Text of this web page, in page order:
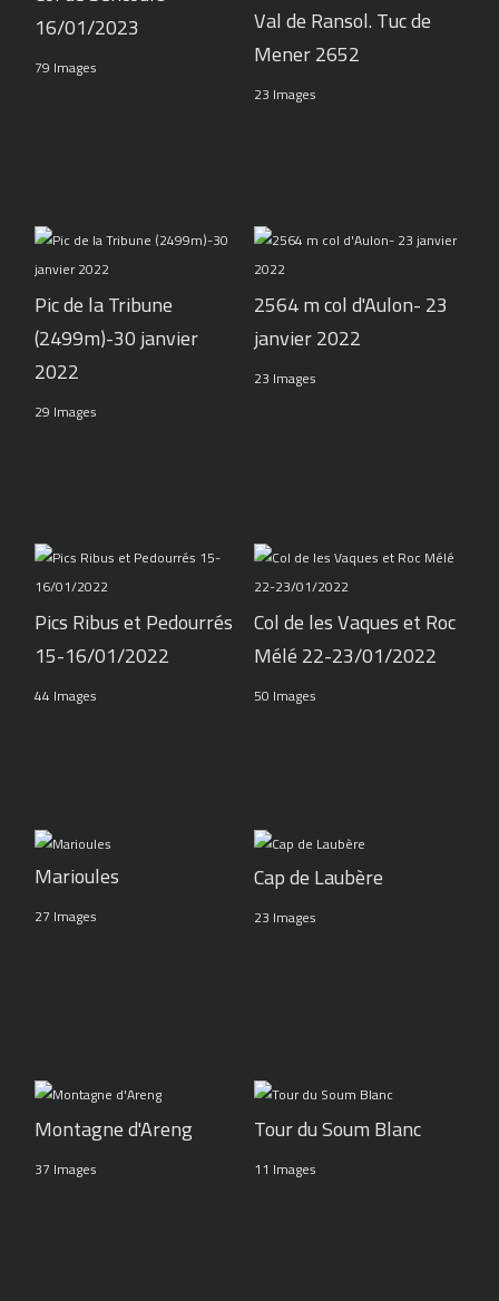
16/01/2023
79 Images
Val de Ransol. Tuc de
Mener 2652
23 Images
Pic de la Tribune
(2499m)-30 janvier
2022
29 Images
2564 m col d'Aulon- 23
janvier 2022
23 Images
Pics Ribus et Pedourrés
15-16/01/2022
44 Images
Col de les Vaques et Roc
Mélé 22-23/01/2022
50 Images
Marioules
27 Images
Cap de Laubère
23 Images
Montagne d'Areng
37 Images
Tour du Soum Blanc
11 Images